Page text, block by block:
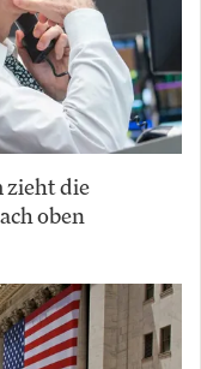
zieht die
oben